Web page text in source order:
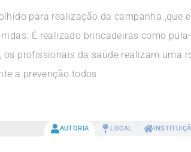
para realização da campanha
É realizado brincadeiras como
profissionais da saúde realizam uma
a prevenção todos.
AUTORIA LOCAL